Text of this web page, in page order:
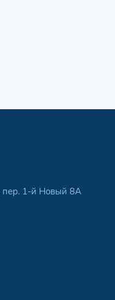
пер. 1-й Новый 8А